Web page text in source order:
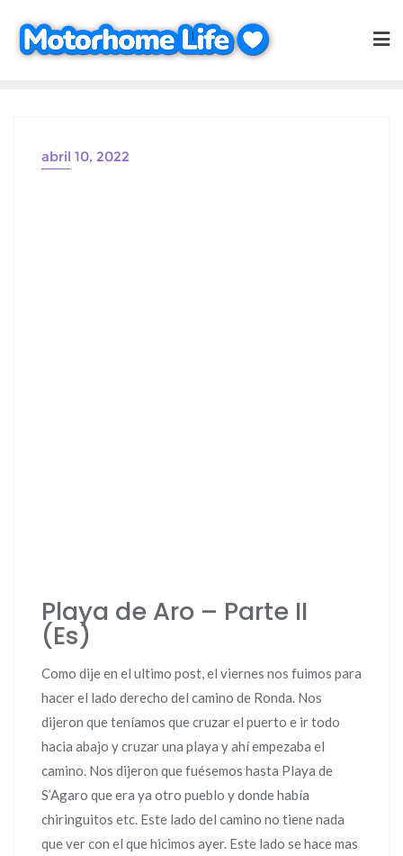
contenido
abril 10, 2022
Playa de Aro – Parte II
(Es)
Como dije en el ultimo post, el viernes nos fuimos para
hacer el lado derecho del camino de Ronda. Nos
dijeron que teníamos que cruzar el puerto e ir todo
hacia abajo y cruzar una playa y ahí empezaba el
camino. Nos dijeron que fuésemos hasta Playa de
S’Agaro que era ya otro pueblo y donde había
chiringuitos etc. Este lado del camino no tiene nada
que ver con el que hicimos ayer. Este lado se hace mas